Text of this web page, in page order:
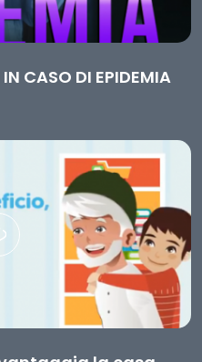
CASO DI EPIDEMIA